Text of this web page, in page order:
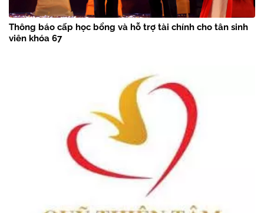
Thông báo cấp học bổng và hỗ trợ tài chính cho tân sinh
viên khóa 67